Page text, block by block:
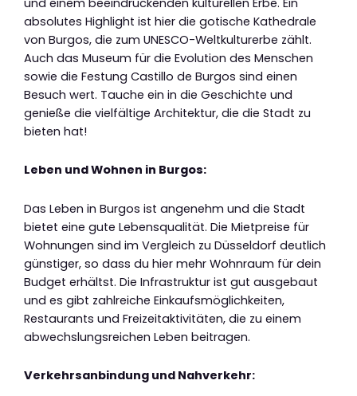
absolutes Highlight ist hier die gotische Kathedrale
von Burgos, die zum UNESCO-Weltkulturerbe zählt.
Auch das Museum für die Evolution des Menschen
sowie die Festung Castillo de Burgos sind einen
Besuch wert. Tauche ein in die Geschichte und
genieße die vielfältige Architektur, die die Stadt zu
bieten hat!
Leben und Wohnen in Burgos:
Das Leben in Burgos ist angenehm und die Stadt
bietet eine gute Lebensqualität. Die Mietpreise für
Wohnungen sind im Vergleich zu Düsseldorf deutlich
günstiger, so dass du hier mehr Wohnraum für dein
Budget erhältst. Die Infrastruktur ist gut ausgebaut
und es gibt zahlreiche Einkaufsmöglichkeiten,
Restaurants und Freizeitaktivitäten, die zu einem
abwechslungsreichen Leben beitragen.
Verkehrsanbindung und Nahverkehr: